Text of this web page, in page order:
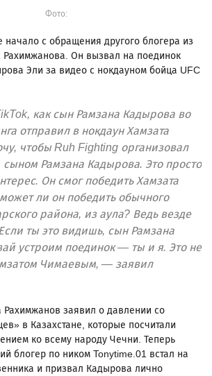
Фото:
начало с обращения другого блогера из
Рахимжанова. Он вызвал на поединок
Эли за видео с нокдауном бойца UFC
как сын Рамзана Кадырова во
отправил в нокдаун Хамзата
чтобы Ruh Fighting организовал
сыном Рамзана Кадырова. Это просто
Он смог победить Хамзата
ли он победить обычного
района, из аула? Ведь везде
ты это видишь, сын Рамзана
устроим поединок — ты и я. Это не
Чимаевым, — заявил
Рахимжанов заявил о давлении со
в Казахстане, которые посчитали
ко всему народу Чечни. Теперь
блогер по ником Tonytime.01 встал на
и призвал Кадырова лично